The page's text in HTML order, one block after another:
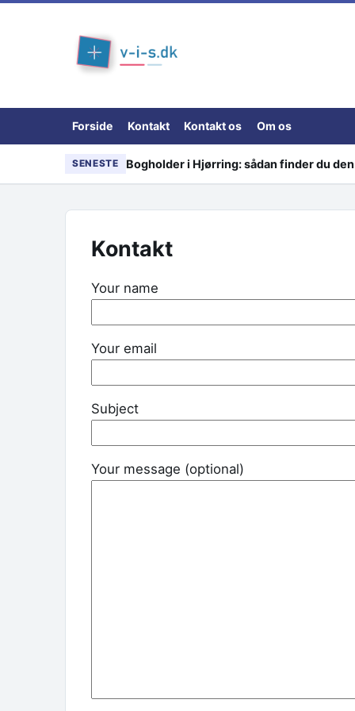
Forside Kontakt Kontakt os Om os
SENESTE Bogholder i Hjørring: sådan finder du
Kontakt
Your name
Your email
Subject
Your message (optional)